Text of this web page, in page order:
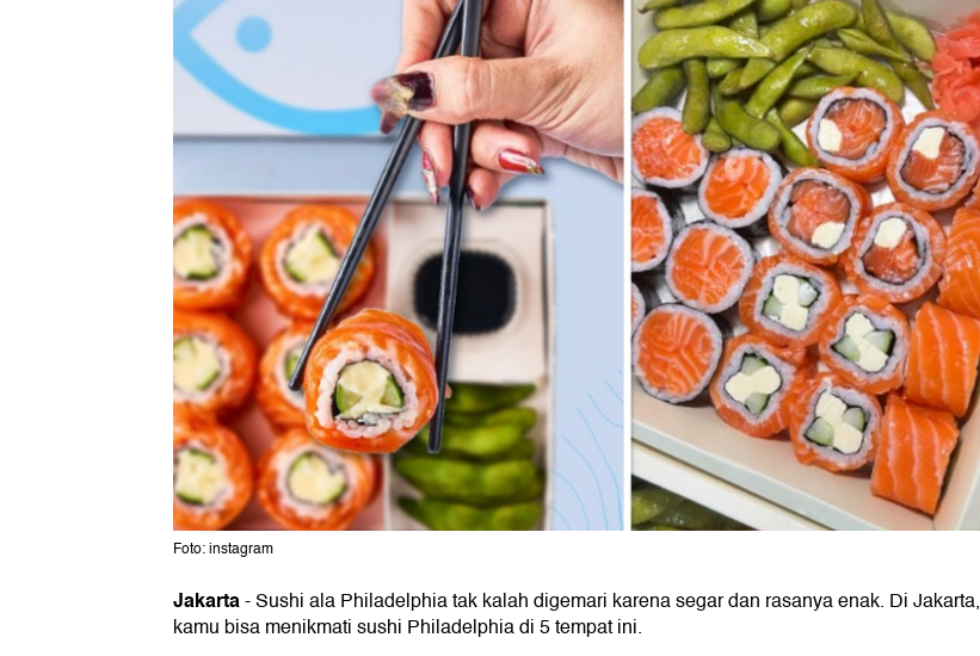
Foto: instagram
Jakarta-Sushi ala Philadelphia tak kalah digemari karena segar dan rasanya enak. Di Jakarta,
kamu bisa menikmati sushi Philadelphia di 5 tempat ini.